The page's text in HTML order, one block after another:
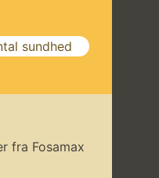
sundhed
fra Fosamax